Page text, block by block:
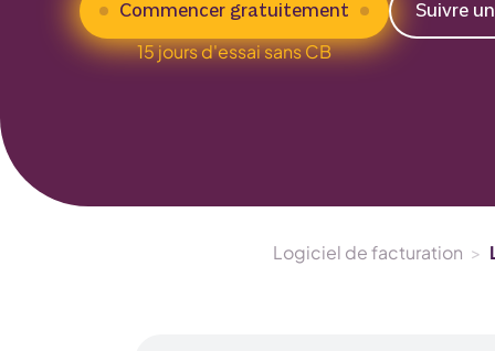
Commencer gratuitement
15 jours d'essai sans CB
Suivre
Logiciel de facturation >